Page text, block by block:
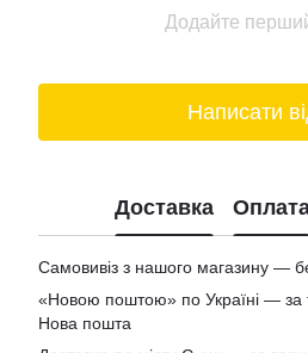
Додайте
Написати
Доставка
Самовивіз з нашого магазину —
«Новою поштою» по Україні — за
Нова пошта